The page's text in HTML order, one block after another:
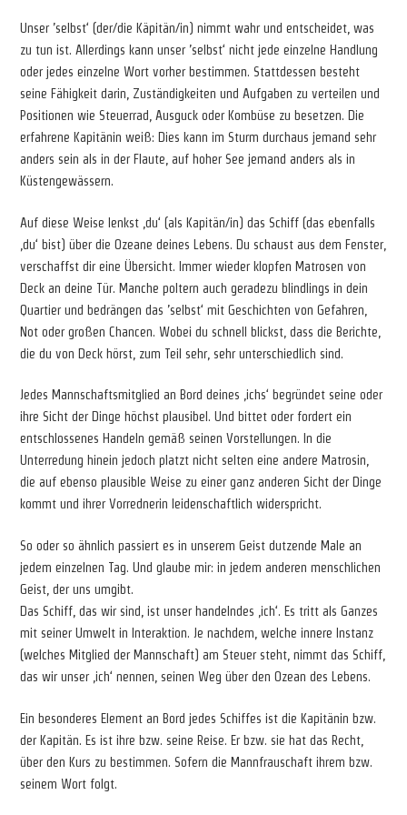
Unser ’selbst‘ (der/die Käpitän/in) nimmt wahr und entscheidet, was
zu tun ist. Allerdings kann unser ’selbst‘ nicht jede einzelne Handlung
oder jedes einzelne Wort vorher bestimmen. Stattdessen besteht
seine Fähigkeit darin, Zuständigkeiten und Aufgaben zu verteilen und
Positionen wie Steuerrad, Ausguck oder Kombüse zu besetzen. Die
erfahrene Kapitänin weiß: Dies kann im Sturm durchaus jemand sehr
anders sein als in der Flaute, auf hoher See jemand anders als in
Küstengewässern.
Auf diese Weise lenkst ‚du‘ (als Kapitän/in) das Schiff (das ebenfalls
‚du‘ bist) über die Ozeane deines Lebens. Du schaust aus dem Fenster,
verschaffst dir eine Übersicht. Immer wieder klopfen Matrosen von
Deck an deine Tür. Manche poltern auch geradezu blindlings in dein
Quartier und bedrängen das ’selbst‘ mit Geschichten von Gefahren,
Not oder großen Chancen. Wobei du schnell blickst, dass die Berichte,
die du von Deck hörst, zum Teil sehr, sehr unterschiedlich sind.
Jedes Mannschaftsmitglied an Bord deines ‚ichs‘ begründet seine oder
ihre Sicht der Dinge höchst plausibel. Und bittet oder fordert ein
entschlossenes Handeln gemäß seinen Vorstellungen. In die
Unterredung hinein jedoch platzt nicht selten eine andere Matrosin,
die auf ebenso plausible Weise zu einer ganz anderen Sicht der Dinge
kommt und ihrer Vorrednerin leidenschaftlich widerspricht.
So oder so ähnlich passiert es in unserem Geist dutzende Male an
jedem einzelnen Tag. Und glaube mir: in jedem anderen menschlichen
Geist, der uns umgibt.
Das Schiff, das wir sind, ist unser handelndes ‚ich‘. Es tritt als Ganzes
mit seiner Umwelt in Interaktion. Je nachdem, welche innere Instanz
(welches Mitglied der Mannschaft) am Steuer steht, nimmt das Schiff,
das wir unser ‚ich‘ nennen, seinen Weg über den Ozean des Lebens.
Ein besonderes Element an Bord jedes Schiffes ist die Kapitänin bzw.
der Kapitän. Es ist ihre bzw. seine Reise. Er bzw. sie hat das Recht,
über den Kurs zu bestimmen. Sofern die Mannfrauschaft ihrem bzw.
seinem Wort folgt.